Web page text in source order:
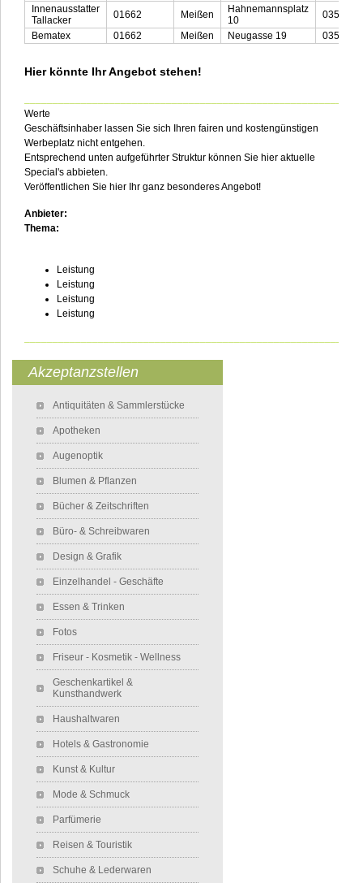
Innenausstatter
Tallacker
01662 Meißen
Hahnemannsplatz
10
03521-
Bematex
01662 Meißen Neugasse 19 03521-
Hier könnte Ihr Angebot stehen!
Werte
Geschäftsinhaber lassen Sie sich Ihren fairen und kostengünstigen
Werbeplatz nicht entgehen.
Entsprechend unten aufgeführter Struktur können Sie hier aktuelle
Special's abbieten.
Veröffentlichen Sie hier Ihr ganz besonderes Angebot!
Anbieter:
Thema:
Leistung
Leistung
Leistung
Leistung
Akzeptanzstellen
Antiquitäten & Sammlerstücke
Apotheken
Augenoptik
Blumen & Pflanzen
Bücher & Zeitschriften
Büro- & Schreibwaren
Design & Grafik
Einzelhandel - Geschäfte
Essen & Trinken
Fotos
Friseur - Kosmetik - Wellness
Geschenkartikel &
Kunsthandwerk
Haushaltwaren
Hotels & Gastronomie
Kunst & Kultur
Mode & Schmuck
Parfümerie
Reisen & Touristik
Schuhe & Lederwaren